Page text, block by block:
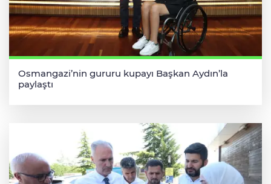
Osmangazi’nin gururu kupayı Başkan Aydın’la
paylaştı